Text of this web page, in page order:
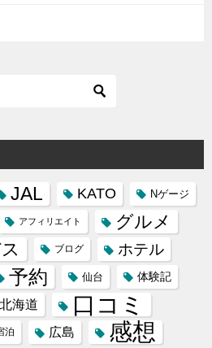
JAL KATO Nゲージ
アフィリエイト グルメ
ブログ ホテル
予約 仙台 体験記
北海道 口コミ
泊 広島 感想